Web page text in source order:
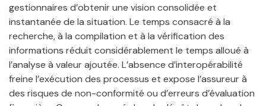
gestionnaires d’obtenir une vision consolidée et
instantanée de la situation. Le temps consacré à la
recherche, à la compilation et à la vérification des
informations réduit considérablement le temps alloué à
l’analyse à valeur ajoutée. L’absence d’interopérabilité
freine l’exécution des processus et expose l’assureur à
des risques de non-conformité ou d’erreurs d’évaluation